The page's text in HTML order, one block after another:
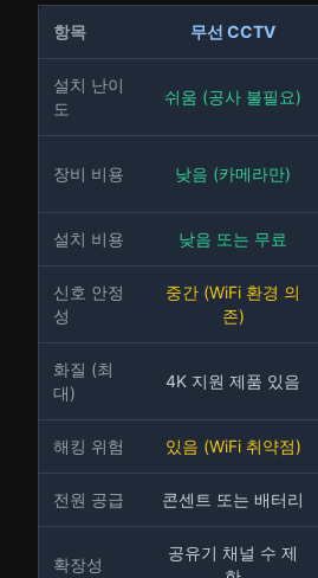
항목 무선 CCTV
설치 난이
도
쉬움 (공사 불필요)
장비 비용 낮음 (카메라만)
설치 비용 낮음 또는 무료
신호 안정
성
중간 (WiFi 환경 의
존)
화질 (최
대)
4K 지원 제품 있음
해킹 위험 있음 (WiFi 취약점)
전원 공급 콘센트 또는 배터리
확장성
공유기 채널 수 제